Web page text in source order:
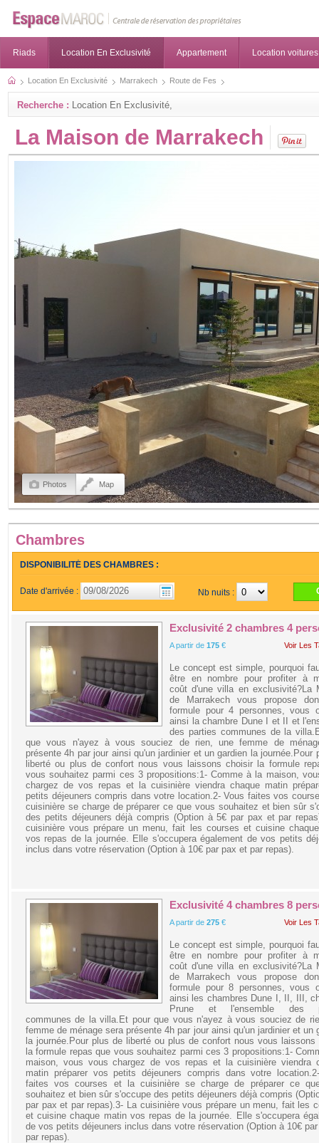
Riads Location En Exclusivité Appartement Location voitures
Location En Exclusivité Marrakech Route de Fes
Recherche : Location En Exclusivité,
La Maison de Marrakech
Photos Map
Chambres
DISPONIBILITÉ DES CHAMBRES :
Date d'arrivée : Nb nuits :
Exclusivité 2 chambres 4
A partir de 175 € Voir Les
Le concept est simple, pourquoi
être en nombre pour profiter à
coût d'une villa en exclusivité?La
de Marrakech vous propose
formule pour 4 personnes, vous
ainsi la chambre Dune I et II et
des parties communes de la
que vous n'ayez à vous souciez de rien, une femme de
présente 4h par jour ainsi qu'un jardinier et un gardien la journée.Pour
liberté ou plus de confort nous vous laissons choisir la formule
vous souhaitez parmi ces 3 propositions:1- Comme à la maison,
chargez de vos repas et la cuisinière viendra chaque matin
petits déjeuners compris dans votre location.2- Vous faites vos
cuisinière se charge de préparer ce que vous souhaitez et bien sûr
des petits déjeuners déjà compris (Option à 5€ par pax et par
cuisinière vous prépare un menu, fait les courses et cuisine
vos repas de la journée. Elle s'occupera également de vos petits
inclus dans votre réservation (Option à 10€ par pax et par repas).
Exclusivité 4 chambres 8
A partir de 275 € Voir Les
Le concept est simple, pourquoi
être en nombre pour profiter à
coût d'une villa en exclusivité?La
de Marrakech vous propose
formule pour 8 personnes, vous
ainsi les chambres Dune I, II, III,
Prune et l'ensemble des
communes de la villa.Et pour que vous n'ayez à vous souciez de
femme de ménage sera présente 4h par jour ainsi qu'un jardinier et un
la journée.Pour plus de liberté ou plus de confort nous vous laissons
la formule repas que vous souhaitez parmi ces 3 propositions:1-
maison, vous vous chargez de vos repas et la cuisinière viendra
matin préparer vos petits déjeuners compris dans votre
faites vos courses et la cuisinière se charge de préparer ce
souhaitez et bien sûr s'occupe des petits déjeuners déjà compris
par pax et par repas).3- La cuisinière vous prépare un menu, fait les
et cuisine chaque matin vos repas de la journée. Elle s'occupera
de vos petits déjeuners inclus dans votre réservation (Option à 10€
par repas).